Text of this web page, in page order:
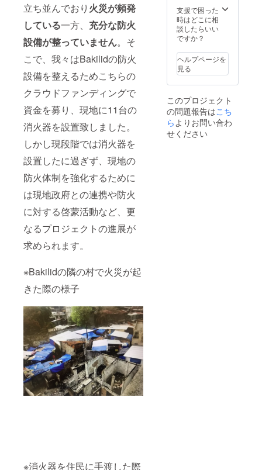
立ち並んでおり 火災が頻発
している一方、 充分な防火
設備が整っていません。そ
こで、我々はBakilidの防火
設備を整えるためこちらの
クラウドファンディングで
資金を募り、現地に11台の
消火器を設置致しました。
しかし現段階では消火器を
設置したに過ぎず、現地の
防火体制を強化するために
は現地政府との連携や防火
に対する啓蒙活動など、更
なるプロジェクトの進展が
求められます。
※Bakilidの隣の村で火災が起
きた際の様子
※消火器を住民に手渡した際
式：イ
ンク
ジェッ
ト方式
表紙
１）フ
ルカ
本文無
地
PP / AS
他 容
量：
350ml
度：
100℃
中紙：
合成紙
真・動
画と併
せて活
動報告
ていた
だきま
す。
【素
100%
【サイ
ズ】 本
体サイ
ズ
支援で困った
時はどこに相
談したらいい
ですか？
ヘルプページを
見る
このプロジェクト
の問題報告はこち
ら よりお問い合わ
せください